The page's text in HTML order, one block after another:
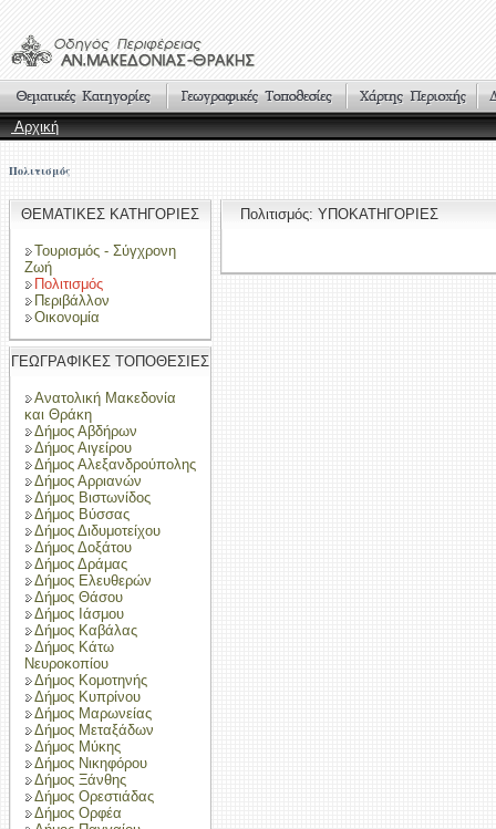
Αρχική
Πολιτισμός
ΘΕΜΑΤΙΚΕΣ ΚΑΤΗΓΟΡΙΕΣ
Τουρισμός - Σύγχρονη
Ζωή
Πολιτισμός
Περιβάλλον
Οικονομία
ΓΕΩΓΡΑΦΙΚΕΣ ΤΟΠΟΘΕΣΙΕΣ
Ανατολική Μακεδονία
και Θράκη
Δήμος Αβδήρων
Δήμος Αιγείρου
Δήμος Αλεξανδρούπολης
Δήμος Αρριανών
Δήμος Βιστωνίδος
Δήμος Βύσσας
Δήμος Διδυμοτείχου
Δήμος Δοξάτου
Δήμος Δράμας
Δήμος Ελευθερών
Δήμος Θάσου
Δήμος Ιάσμου
Δήμος Καβάλας
Δήμος Κάτω
Νευροκοπίου
Δήμος Κομοτηνής
Δήμος Κυπρίνου
Δήμος Μαρωνείας
Δήμος Μεταξάδων
Δήμος Μύκης
Δήμος Νικηφόρου
Δήμος Ξάνθης
Δήμος Ορεστιάδας
Δήμος Ορφέα
Πολιτισμός: ΥΠΟΚΑΤΗΓΟΡΙΕΣ